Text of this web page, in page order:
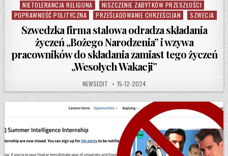
NIETOLERANCJA RELIGIJNA
NISZCZENIE ZABYTKÓW PRZESZŁOŚCI
POPRAWNOŚĆ POLITYCZNA
PRZEŚLADOWANIE CHRZEŚCIJAN SZWECJA
Szwedzka firma stalowa odradza składania
życzeń „Bożego Narodzenia” i wzywa
pracowników do składania zamiast tego życzeń
„Wesołych Wakacji”
AUTHOR:
NEWSEDIT PUBLISHED DATE:
15-12-2024